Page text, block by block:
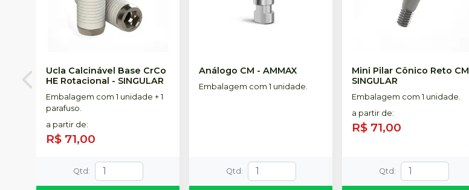
Ucla Calcinável Base CrCo
HE Rotacional - SINGULAR
Embalagem com 1 unidade + 1
parafuso.
a partir de:
R$ 71,00
Qtd :
Análogo CM -AMMAX
Embalagem com 1 unidade.
Qtd :
Mini Pilar Cônico Reto CM
SINGULAR
Embalagem com 1 unidade.
a partir de:
R$ 71,00
Qtd :